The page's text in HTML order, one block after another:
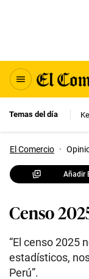
Temas del día
El Comercio ·
Añadir
Censo
“El censo 2025
estadísticos,
Perú”.